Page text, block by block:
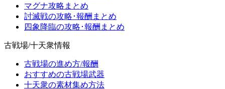
マグナ攻略まとめ
討滅戦の攻略･報酬まとめ
四象降臨の攻略･報酬まとめ
古戦場/十天衆情報
古戦場の進め方/報酬
おすすめの古戦場武器
十天衆の素材集め方法